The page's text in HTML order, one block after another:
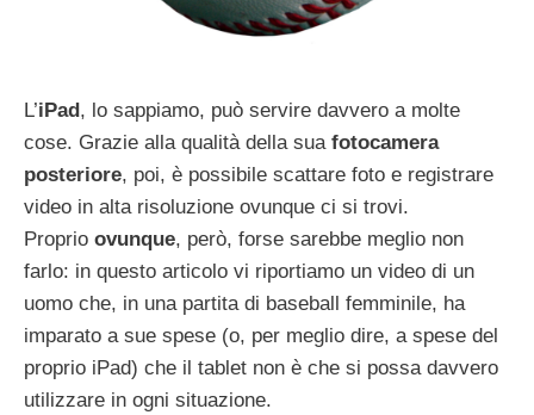
L’iPad, lo sappiamo, può servire davvero a molte
cose. Grazie alla qualità della sua fotocamera
posteriore, poi, è possibile scattare foto e registrare
video in alta risoluzione ovunque ci si trovi.
Proprio ovunque, però, forse sarebbe meglio non
farlo: in questo articolo vi riportiamo un video di un
uomo che, in una partita di baseball femminile, ha
imparato a sue spese (o, per meglio dire, a spese del
proprio iPad) che il tablet non è che si possa davvero
utilizzare in ogni situazione.